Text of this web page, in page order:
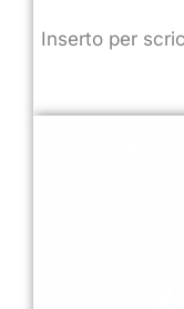
Inserto per